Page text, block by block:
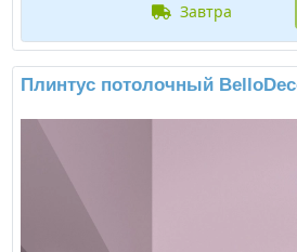
завтра
Плинтус потолочный